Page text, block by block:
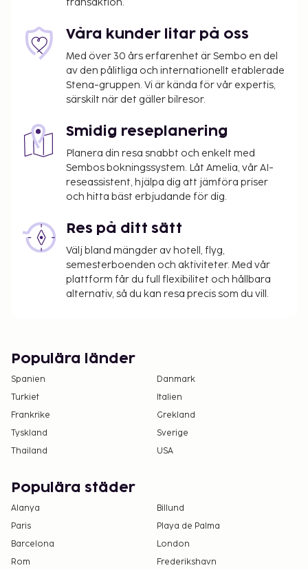
En skadedeposition på USD 100 debiteras innan
Vi har listat alla tilläggsavgifter som boendet har
upplyst oss om.
Avgift för tidig incheckning: USD 50 (endast i
mån av tillgång)
mån av tillgång)
Det är möjligt att listan ovan inte är fullständig,
samt att avgifter och depositioner inte inkluderar
skatt. Observera att dessa kan komma att ändras.
Boendet välkomnar alla gäster, oavsett sexuell
läggning och könsidentitet (HBTQ+-vänligt).
Våra kunder litar på oss
Med över 30 års erfarenhet är Sembo en del
av den pålitliga och internationellt etablerade
Stena-gruppen. Vi är kända för vår expertis,
särskilt när det gäller bilresor.
Smidig reseplanering
Planera din resa snabbt och enkelt med
Sembos bokningssystem. Låt Amelia, vår AI-
reseassistent, hjälpa dig att jämföra priser
och hitta bäst erbjudande för dig.
Res på ditt sätt
Välj bland mängder av hotell, flyg,
semesterboenden och aktiviteter. Med vår
plattform får du full flexibilitet och hållbara
alternativ, så du kan resa precis som du vill.
Populära länder
Spanien
Danmark
Turkiet
Italien
Frankrike
Grekland
Tyskland
Sverige
Thailand
USA
Populära städer
Alanya
Billund
Paris
Playa de Palma
Barcelona
London
Rom
Frederikshavn